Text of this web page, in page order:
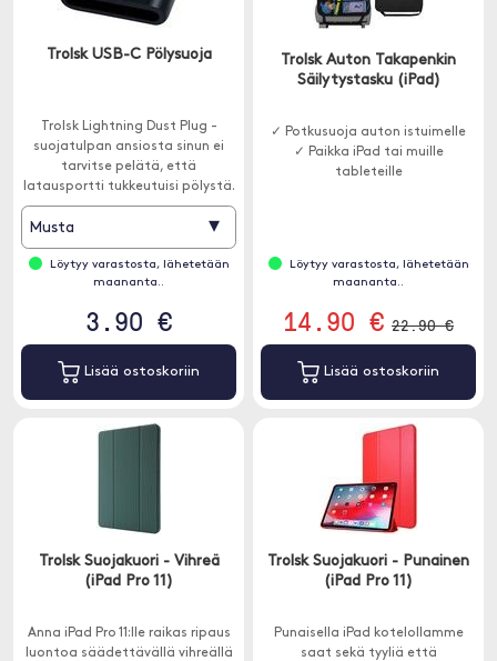
Trolsk USB-C Pölysuoja
Trolsk Lightning Dust Plug -
suojatulpan ansiosta sinun ei
tarvitse pelätä, että
latausportti tukkeutuisi pölystä.
Musta ▾
Löytyy varastosta, lähetetään
maananta..
3.90 €
Lisää ostoskoriin
Trolsk Auton Takapenkin
Säilytystasku (iPad)
✓ Potkusuoja auton istuimelle
✓ Paikka iPad tai muille
tableteille
Löytyy varastosta, lähetetään
maananta..
14.90 € 22.90 €
Lisää ostoskoriin
Trolsk Suojakuori - Vihreä
(iPad Pro 11)
Anna iPad Pro 11:lle raikas ripaus
luontoa säädettävällä vihreällä
Trolsk Suojakuori - Punainen
(iPad Pro 11)
Punaisella iPad kotelollamme
saat sekä tyyliä että